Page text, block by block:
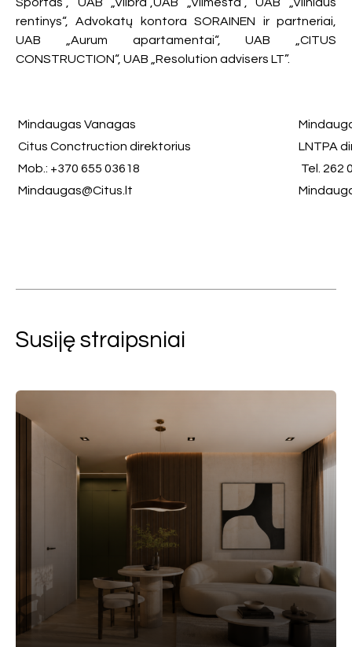
rentinys“, Advokatų kontora SORAINEN ir partneriai,
UAB „Aurum apartamentai“, UAB „CITUS
CONSTRUCTION“, UAB „Resolution advisers LT”.
Mindaugas Vanagas
Citus Conctruction direktorius
LNTPA
Mob.: +370 655 03618
Tel. 262
Mindaugas@Citus.lt
Susiję straipsniai